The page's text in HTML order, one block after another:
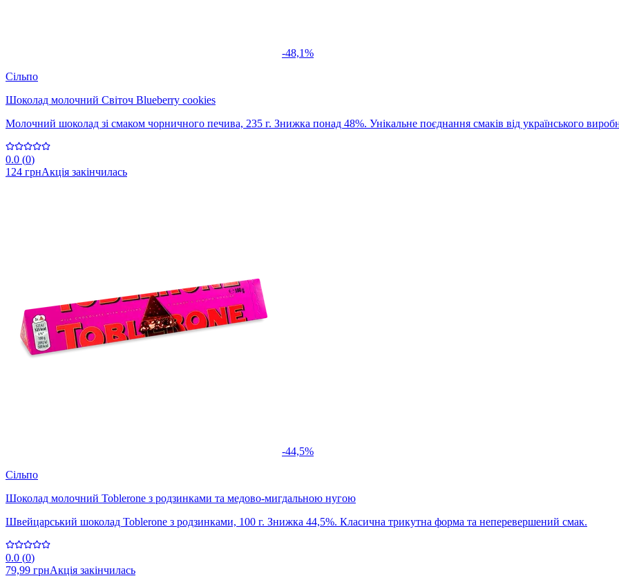
-48,1%
Сільпо
Шоколад молочний Світоч Blueberry cookies
Молочний шоколад зі смаком чорничного печива, 235 г. Знижка понад 48%. Унікальне поєднання смаків від українського
0.0 (0)
124 грнАкція закінчилась
-44,5%
Сільпо
Шоколад молочний Toblerone з родзинками та медово-мигдальною нугою
Швейцарський шоколад Toblerone з родзинками, 100 г. Знижка 44,5%. Класична трикутна форма та неперевершений смак.
0.0 (0)
79,99 грнАкція закінчилась